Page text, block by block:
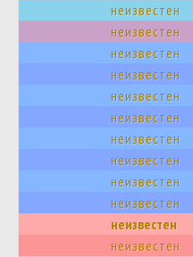
неизвестен
неизвестен
неизвестен
неизвестен
неизвестен
неизвестен
неизвестен
неизвестен
неизвестен
неизвестен
неизвестен
неизвестен